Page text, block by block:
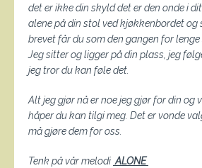
det er ikke din skyld det er den onde i
alene på din stol ved kjøkkenbordet og
brevet får du som den gangen for
Jeg sitter og ligger på din plass, jeg
jeg tror du kan føle det.
Alt jeg gjør nå er noe jeg gjør for din og
håper du kan tilgi meg. Det er vonde
må gjøre dem for oss.
Tenk på vår melodi ALONE